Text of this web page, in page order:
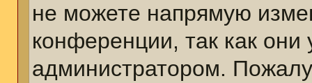
не можете напрямую
конференции, так как они
администратором.